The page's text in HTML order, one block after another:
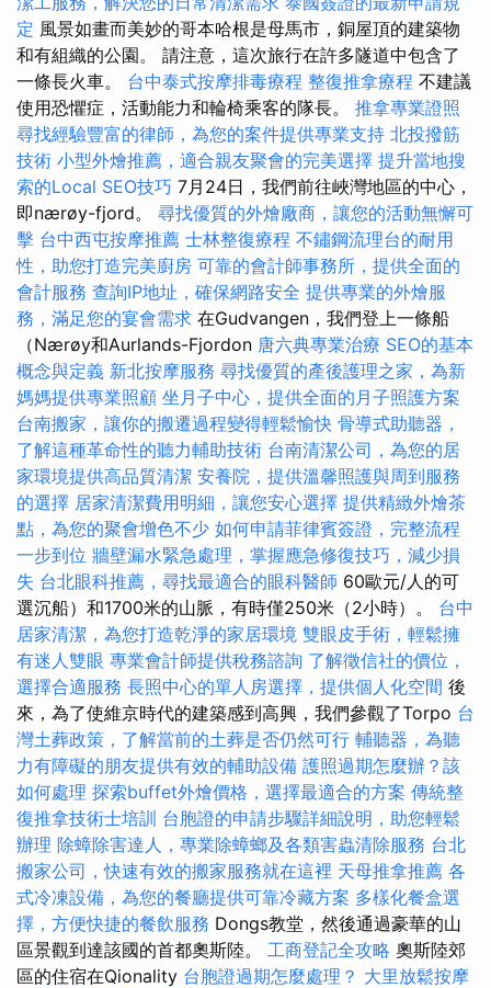
定 風景如畫而美妙的哥本哈根是母馬市，銅屋頂的建築物
和有組織的公園。 請注意，這次旅行在許多隧道中包含了
一條長火車。 台中泰式按摩排毒療程 整復推拿療程 不建議
使用恐懼症，活動能力和輪椅乘客的隊長。 推拿專業證照
尋找經驗豐富的律師，為您的案件提供專業支持 北投撥筋
技術 小型外燴推薦，適合親友聚會的完美選擇 提升當地搜
索的Local SEO技巧 7月24日，我們前往峽灣地區的中心，
即nærøy-fjord。 尋找優質的外燴廠商，讓您的活動無懈可
擊 台中西屯按摩推薦 士林整復療程 不鏽鋼流理台的耐用
性，助您打造完美廚房 可靠的會計師事務所，提供全面的
會計服務 查詢IP地址，確保網路安全 提供專業的外燴服
務，滿足您的宴會需求 在Gudvangen，我們登上一條船
（Nærøy和Aurlands-Fjordon 唐六典專業治療 SEO的基本
概念與定義 新北按摩服務 尋找優質的產後護理之家，為新
媽媽提供專業照顧 坐月子中心，提供全面的月子照護方案
台南搬家，讓你的搬遷過程變得輕鬆愉快 骨導式助聽器，
了解這種革命性的聽力輔助技術 台南清潔公司，為您的居
家環境提供高品質清潔 安養院，提供溫馨照護與周到服務
的選擇 居家清潔費用明細，讓您安心選擇 提供精緻外燴茶
點，為您的聚會增色不少 如何申請菲律賓簽證，完整流程
一步到位 牆壁漏水緊急處理，掌握應急修復技巧，減少損
失 台北眼科推薦，尋找最適合的眼科醫師 60歐元/人的可
選沉船）和1700米的山脈，有時僅250米（2小時）。 台中
居家清潔，為您打造乾淨的家居環境 雙眼皮手術，輕鬆擁
有迷人雙眼 專業會計師提供稅務諮詢 了解徵信社的價位，
選擇合適服務 長照中心的單人房選擇，提供個人化空間 後
來，為了使維京時代的建築感到高興，我們參觀了Torpo 台
灣土葬政策，了解當前的土葬是否仍然可行 輔聽器，為聽
力有障礙的朋友提供有效的輔助設備 護照過期怎麼辦？該
如何處理 探索buffet外燴價格，選擇最適合的方案 傳統整
復推拿技術士培訓 台胞證的申請步驟詳細說明，助您輕鬆
辦理 除蟑除害達人，專業除蟑螂及各類害蟲清除服務 台北
搬家公司，快速有效的搬家服務就在這裡 天母推拿推薦 各
式冷凍設備，為您的餐廳提供可靠冷藏方案 多樣化餐盒選
擇，方便快捷的餐飲服務 Dongs教堂，然後通過豪華的山
區景觀到達該國的首都奧斯陸。 工商登記全攻略 奧斯陸郊
區的住宿在Qionality 台胞證過期怎麼處理？ 大里放鬆按摩